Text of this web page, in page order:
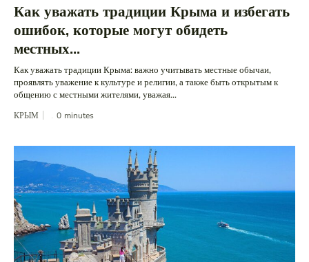
Как уважать традиции Крыма и избегать
ошибок, которые могут обидеть
местных...
Как уважать традиции Крыма: важно учитывать местные обычаи,
проявлять уважение к культуре и религии, а также быть открытым к
общению с местными жителями, уважая...
КРЫМ 0 minutes